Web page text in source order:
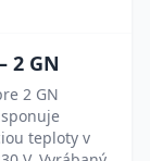
2 GN
2 GN
teploty v